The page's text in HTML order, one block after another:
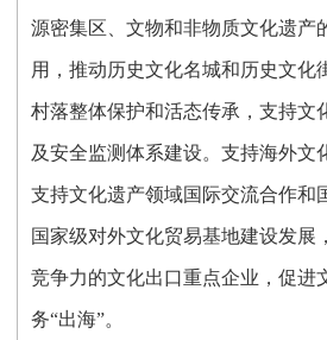
源密集区、文物和非物质文化遗产
用，推动历史文化名城和历史文化
村落整体保护和活态传承，支持文
及安全监测体系建设。支持海外文
支持文化遗产领域国际交流合作和
国家级对外文化贸易基地建设发展
竞争力的文化出口重点企业，促进
务“出海”。